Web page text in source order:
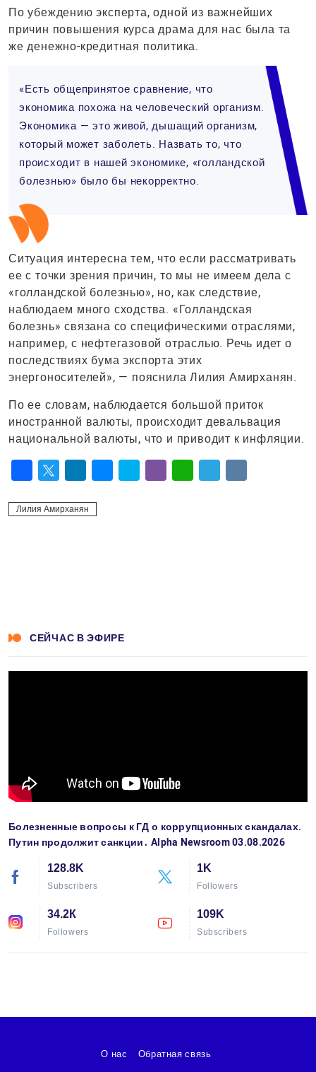
По убеждению эксперта, одной из важнейших
причин повышения курса драма для нас была та
же денежно-кредитная политика.
«Есть общепринятое сравнение, что
экономика похожа на человеческий организм.
Экономика — это живой, дышащий организм,
который может заболеть. Назвать то, что
происходит в нашей экономике, «голландской
болезнью» было бы некорректно.
Ситуация интересна тем, что если рассматривать
ее с точки зрения причин, то мы не имеем дела с
«голландской болезнью», но, как следствие,
наблюдаем много сходства. «Голландская
болезнь» связана со специфическими отраслями,
например, с нефтегазовой отраслью. Речь идет о
последствиях бума экспорта этих
энергоносителей», — пояснила Лилия Амирханян.
По ее словам, наблюдается большой приток
иностранной валюты, происходит девальвация
национальной валюты, что и приводит к инфляции.
Лилия Амирханян
СЕЙЧАС В ЭФИРЕ
Болезненные вопросы к ГД о коррупционных скандалах.
Путин продолжит санкции․ Alpha Newsroom 03.08.2026
128.8K
Subscribers
1K
Followers
34.2К
Followers
109K
Subscribers
О нас Обратная связь